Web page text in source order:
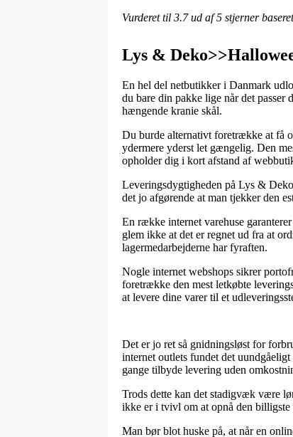
Vurderet til 3.7ud af 5 stjerner
Lys &
En hel del netbutikker i Danmark
du bare din pakke lige når det
hængende kranie skål.
Du burde alternativt foretrække at få
ydermere yderst let gængelig. Den
opholder dig i kort afstand af
Leveringsdygtigheden på Lys &
det jo afgørende at man tjekker den
En række internet varehuse
glem ikke at det er regnet ud fra at
lagermedarbejderne har fyraften.
Nogle internet webshops sikrer
foretrække den mest letkøbte
at levere dine varer til et
Det er jo ret så gnidningsløst for
internet outlets fundet det
gange tilbyde levering uden
Trods dette kan det stadigvæk være
ikke er i tvivl om at opnå den billigste
Man bør blot huske på, at når en